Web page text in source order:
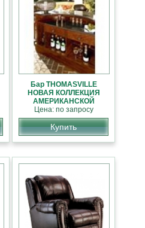
Бар THOMASVILLE
НОВАЯ КОЛЛЕКЦИЯ
АМЕРИКАНСКОЙ
МЕБЕЛИ
Цена: по запросу
Купить